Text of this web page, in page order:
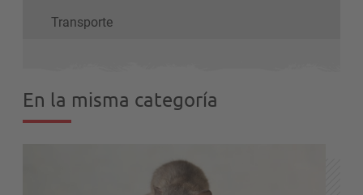
Transporte
En la misma categoría